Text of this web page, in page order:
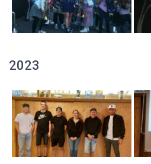
2023